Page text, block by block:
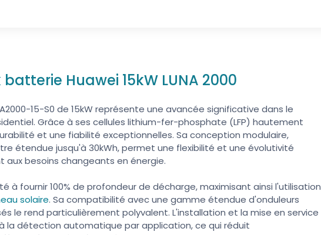
Huawei 15kW LUNA 2000
15-S0 de 15kW représente une avancée significative dans le
Grâce à ses cellules lithium-fer-phosphate (LFP) hautement
et une fiabilité exceptionnelles. Sa conception modulaire,
étendue jusqu'à 30kWh, permet une flexibilité et une évolutivité
besoins changeants en énergie.
à fournir 100% de profondeur de décharge, maximisant ainsi l'utilisation
solaire. Sa compatibilité avec une gamme étendue d'onduleurs
le rend particulièrement polyvalent. L'installation et la mise en service
la détection automatique par application, ce qui réduit